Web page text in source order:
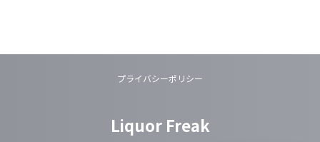
プライバシーポリシー
Liquor Freak